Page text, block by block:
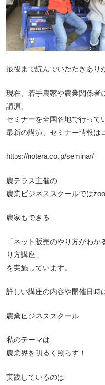
最後まで読んでいただきあり
現在、若手農家や農業関係者
講演、
セミナーを全国各地で行って
最新の講演、セミナー情報は
https://notera.co.jp/seminar/
農テラス主催の
農業ビジネススクールでは
農家もできる
「ネット販売のやり方がわ
り方講座」
を実施しています。
詳しい講座の内容や開催日時
農業ビジネススクール
私のテーマは
農業界を明るく照らす！
実践しているのは